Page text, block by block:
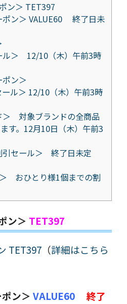
ン＞ TET397
ポン＞ VALUE60 終了日未
ル＞ 12/10（木）午前3時
ポン＞
ル＞ 12/10（木）午前3時
＞ 対象ブランドの全商品
す。12月10日（木）午前3
引セール＞ 終了日未定
おひとり様1個までの割
ン＞ TET397
TET397 （詳細はこちら
ン＞ VALUE60
終了